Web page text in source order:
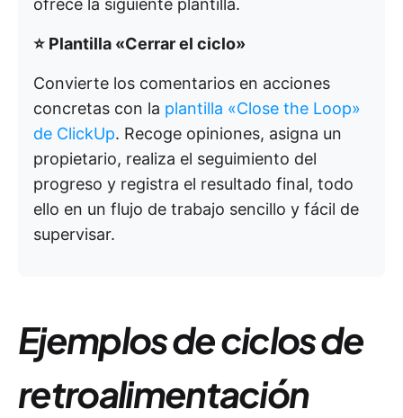
ofrece la siguiente plantilla.
⭐ Plantilla «Cerrar el ciclo»
Convierte los comentarios en acciones
concretas con la plantilla «Close the Loop»
de ClickUp. Recoge opiniones, asigna un
propietario, realiza el seguimiento del
progreso y registra el resultado final, todo
ello en un flujo de trabajo sencillo y fácil de
supervisar.
Ejemplos de ciclos de
retroalimentación